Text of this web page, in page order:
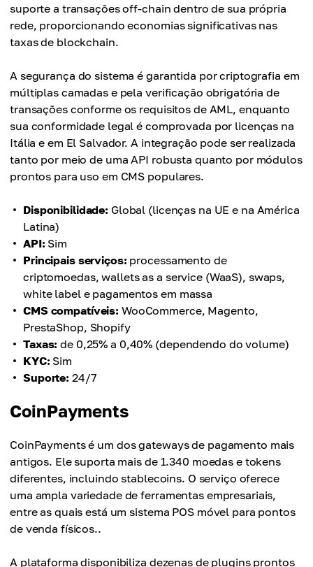
suporte a transações off-chain dentro de sua própria
rede, proporcionando economias significativas nas
taxas de blockchain.
A segurança do sistema é garantida por criptografia em
múltiplas camadas e pela verificação obrigatória de
transações conforme os requisitos de AML, enquanto
sua conformidade legal é comprovada por licenças na
Itália e em El Salvador. A integração pode ser realizada
tanto por meio de uma API robusta quanto por módulos
prontos para uso em CMS populares.
Disponibilidade: Global (licenças na UE e na América
Latina)
API: Sim
Principais serviços: processamento de
criptomoedas, wallets as a service (WaaS), swaps,
white label e pagamentos em massa
CMS compatíveis: WooCommerce, Magento,
PrestaShop, Shopify
Taxas: de 0,25% a 0,40% (dependendo do volume)
KYC: Sim
Suporte: 24/7
CoinPayments
CoinPayments é um dos gateways de pagamento mais
antigos. Ele suporta mais de 1.340 moedas e tokens
diferentes, incluindo stablecoins. O serviço oferece
uma ampla variedade de ferramentas empresariais,
entre as quais está um sistema POS móvel para pontos
de venda físicos..
A plataforma disponibiliza dezenas de plugins prontos